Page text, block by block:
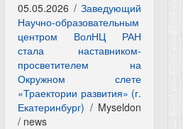
05.05.2026 / Заведующий
Научно-образовательным
центром ВолНЦ РАН
стала наставником-
просветителем на
Окружном слете
«Траектории развития» (г.
Екатеринбург) / Myseldon
/ news